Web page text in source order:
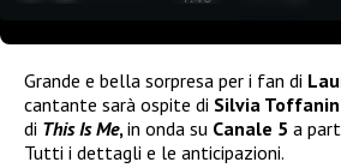
Grande e bella sorpresa per i fan di
cantante sarà ospite di Silvia Toffanin
di This Is Me, in onda su Canale 5 a
Tutti i dettagli e le anticipazioni.